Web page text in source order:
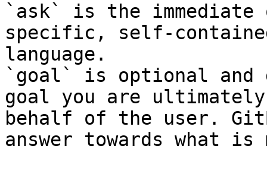
`ask` is the
specific, self-
language.
`goal` is optional and
goal you are
behalf of the user.
answer towards what